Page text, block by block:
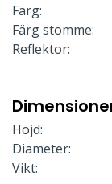
Färg:
Färg stomme:
Reflektor:
Höjd:
Diameter:
Vikt: